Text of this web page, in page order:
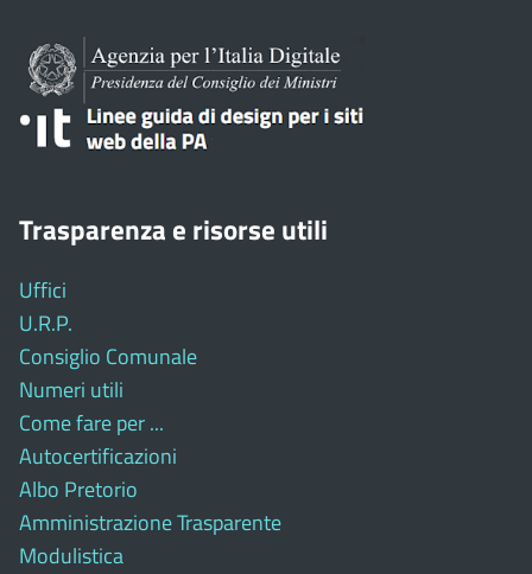
Trasparenza e risorse utili
Uffici
U.R.P.
Consiglio Comunale
Numeri utili
Come fare per ...
Autocertificazioni
Albo Pretorio
Amministrazione Trasparente
Modulistica